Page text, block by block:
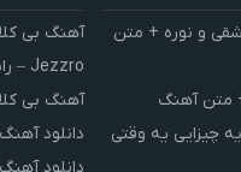
و نوره + متن
متن آهنگ
چیزایی یه وقتی
Jezzro – رایگان
آهنگ بی
دانلود